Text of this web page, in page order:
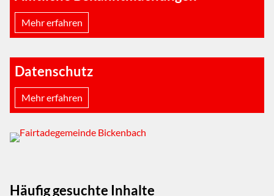
Mehr erfahren
Datenschutz
Mehr erfahren
Häufig gesuchte Inhalte